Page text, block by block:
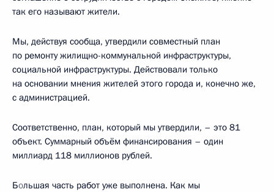
так его называют жители.
Мы, действуя сообща, утвердили совместный план
по ремонту жилищно-коммунальной инфраструктуры,
социальной инфраструктуры. Действовали только
на основании мнения жителей этого города и, конечно же,
с администрацией.
Соответственно, план, который мы утвердили, – это 81
объект. Суммарный объём финансирования – один
миллиард 118 миллионов рублей.
Большая часть работ уже выполнена. Как мы